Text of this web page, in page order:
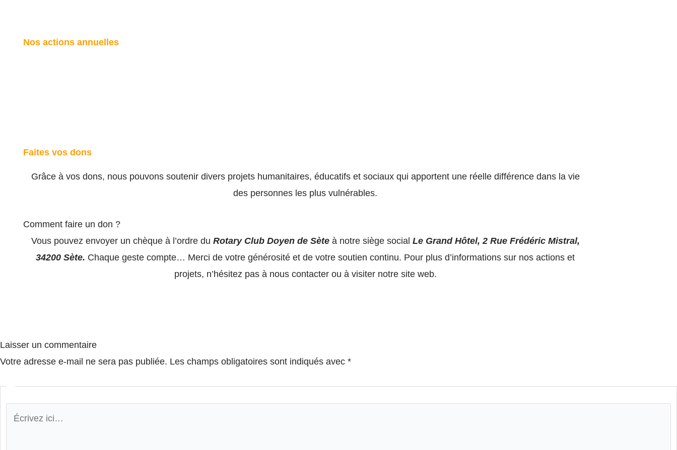
Nos actions annuelles
Faites vos dons
Grâce à vos dons, nous pouvons soutenir divers projets humanitaires, éducatifs et sociaux qui apportent une réelle différence dans la vie
des personnes les plus vulnérables.
Comment faire un don ?
Vous pouvez envoyer un chèque à l’ordre du Rotary Club Doyen de Sèteà notre siège social Le Grand Hôtel, 2 Rue Frédéric Mistral,
34200 Sète. Chaque geste compte… Merci de votre générosité et de votre soutien continu. Pour plus d’informations sur nos actions et
projets, n’hésitez pas à nous contacter ou à visiter notre site web.
Laisser un commentaire
Votre adresse e-mail ne sera pas publiée. Les champs obligatoires sont indiqués avec *